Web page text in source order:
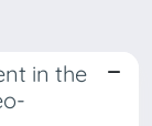
in the